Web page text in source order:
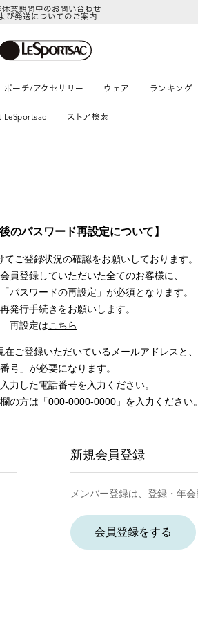
休業期間中のお問い合わせ
び発送についてのご案内
ポーチ/アクセサリー ウェア ランキング
LeSportsac ストア検索
のパスワード再設定について】
てご登録状況の確認をお願いしております。
会員登録していただいた全てのお客様に、
パスワードの再設定」が必須となります。
発行手続きをお願いします。
再設定はこちら
在ご登録いただいているメールアドレスと、
番号」が必要になります。
力した電話番号を入力ください。
の方は 「000-0000-0000」を入力ください。
新規会員登録
メンバー登録は、登録・年会
会員登録をする